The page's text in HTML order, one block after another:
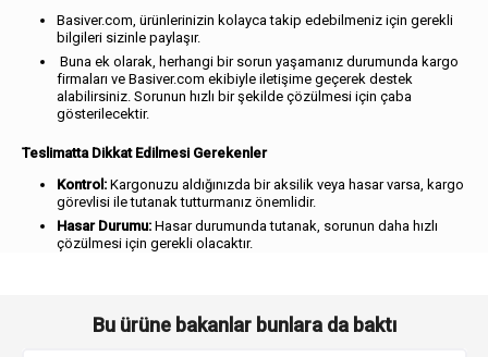
Basiver.com, ürünlerinizin kolayca takip edebilmeniz için gerekli
bilgileri sizinle paylaşır.
Buna ek olarak, herhangi bir sorun yaşamanız durumunda kargo
firmaları ve Basiver.com ekibiyle iletişime geçerek destek
alabilirsiniz. Sorunun hızlı bir şekilde çözülmesi için çaba
gösterilecektir.
Teslimatta Dikkat Edilmesi Gerekenler
Kontrol: Kargonuzu aldığınızda bir aksilik veya hasar varsa, kargo
görevlisi ile tutanak tutturmanız önemlidir.
Hasar Durumu: Hasar durumunda tutanak, sorunun daha hızlı
çözülmesi için gerekli olacaktır.
Bu ürüne bakanlar bunlara da baktı